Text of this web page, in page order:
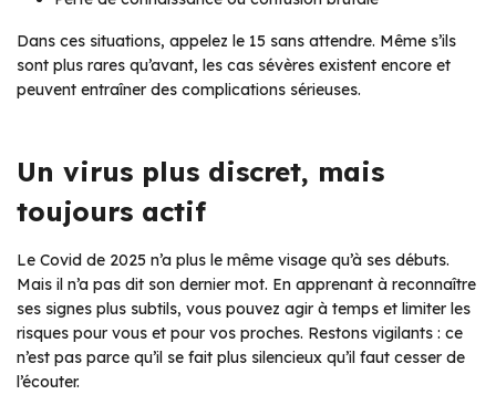
Dans ces situations, appelez le 15 sans attendre. Même s’ils
sont plus rares qu’avant, les cas sévères existent encore et
peuvent entraîner des complications sérieuses.
Un virus plus discret, mais
toujours actif
Le Covid de 2025 n’a plus le même visage qu’à ses débuts.
Mais il n’a pas dit son dernier mot. En apprenant à reconnaître
ses signes plus subtils, vous pouvez agir à temps et limiter les
risques pour vous et pour vos proches. Restons vigilants : ce
n’est pas parce qu’il se fait plus silencieux qu’il faut cesser de
l’écouter.